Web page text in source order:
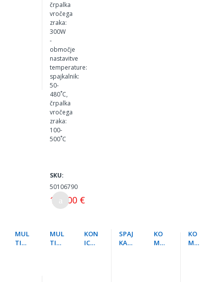
črpalka
vročega
zraka:
300W
-
območje
nastavitve
temperature:
spajkalnik:
50-
480˚C,
črpalka
vročega
zraka:
100-
500˚C
SKU:
50106790
180,00 €
MUL
TIM
MUL
TIM
KON
ICA
SPAJ
KAL
KO
MPL
KO
MPL